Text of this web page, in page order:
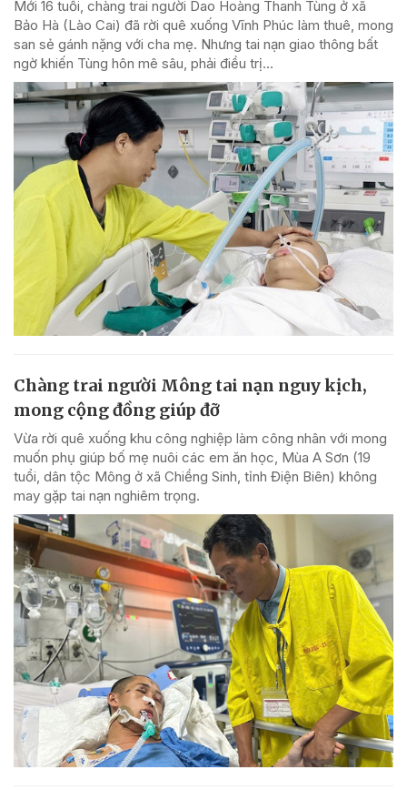
Mới 16 tuổi, chàng trai người Dao Hoàng Thanh Tùng ở xã
Bảo Hà (Lào Cai) đã rời quê xuống Vĩnh Phúc làm thuê, mong
san sẻ gánh nặng với cha mẹ. Nhưng tai nạn giao thông bất
ngờ khiến Tùng hôn mê sâu, phải điều trị...
Chàng trai người Mông tai nạn nguy kịch,
mong cộng đồng giúp đỡ
Vừa rời quê xuống khu công nghiệp làm công nhân với mong
muốn phụ giúp bố mẹ nuôi các em ăn học, Mùa A Sơn (19
tuổi, dân tộc Mông ở xã Chiềng Sinh, tỉnh Điện Biên) không
may gặp tai nạn nghiêm trọng.